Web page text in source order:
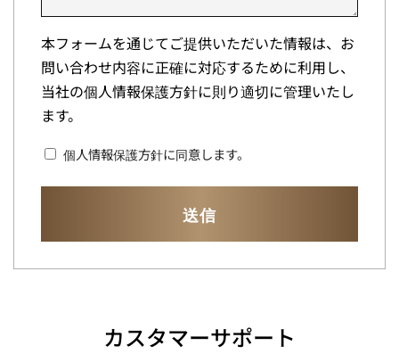
本フォームを通じてご提供いただいた情報は、お
問い合わせ内容に正確に対応するために利用し、
当社の個人情報保護方針に則り適切に管理いたし
ます。
個人情報保護方針に同意します。
カスタマーサポート